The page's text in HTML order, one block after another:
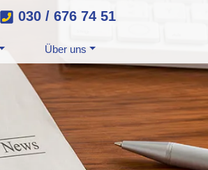
030 / 676 74 51
Über uns